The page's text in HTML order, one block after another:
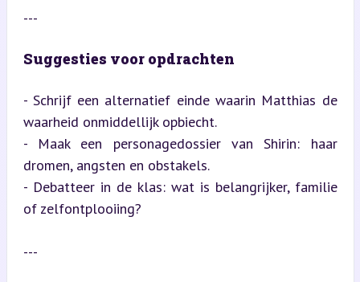
---
Suggesties voor opdrachten
- Schrijf een alternatief einde waarin Matthias de
waarheid onmiddellijk opbiecht.
- Maak een personagedossier van Shirin: haar
dromen, angsten en obstakels.
- Debatteer in de klas: wat is belangrijker, familie
of zelfontplooiing?
---